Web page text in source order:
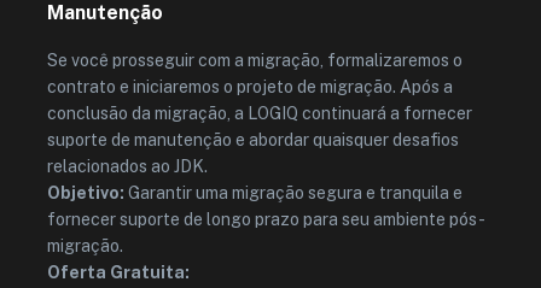
Manutenção
Se você prosseguir com a migração, formalizaremos o
contrato e iniciaremos o projeto de migração. Após a
conclusão da migração, a LOGIQ continuará a fornecer
suporte de manutenção e abordar quaisquer desafios
relacionados ao JDK.
Objetivo: Garantir uma migração segura e tranquila e
fornecer suporte de longo prazo para seu ambiente pós-
migração.
Oferta Gratuita: